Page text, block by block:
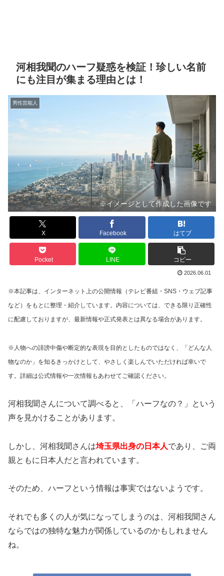
河相我聞のハーフ疑惑を検証！珍しい名前
にも注目が集まる理由とは！
男性芸能人
※イメージとして作成した画像です
X Facebook はてブ
Pocket LINE コピー
2026.06.01
※本記事は、インターネット上の公開情報（テレビ番組・SNS・ウェブ記事
など）をもとに整理・紹介しています。内容については、できる限り正確性
に配慮しておりますが、最新情報や正式発表とは異なる場合があります。
※人物への誹謗中傷や断定的な表現を目的としたものではなく、「どんな人
物なのか」を知るきっかけとして、やさしく楽しんでいただければ幸いで
す。詳細は公式情報や一次情報もあわせてご確認ください。
河相我聞さんについて調べると、「ハーフなの？」という
声を見かけることがあります。
しかし、河相我聞さんは埼玉県出身の日本人であり、ご両
親ともに日本人だと言われています。
そのため、ハーフという情報は事実ではないようです。
それでも多くの人が気になってしまうのは、河相我聞さん
ならではの独特な魅力が関係しているのかもしれません
ね。